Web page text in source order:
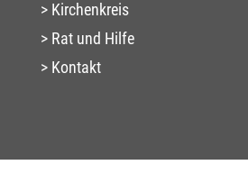
Kirchenkreis
Rat und Hilfe
Kontakt